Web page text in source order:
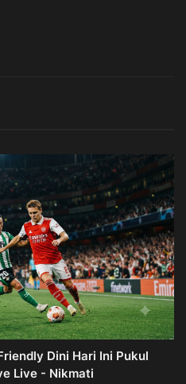
Dini Hari Ini Pukul
Live - Nikmati